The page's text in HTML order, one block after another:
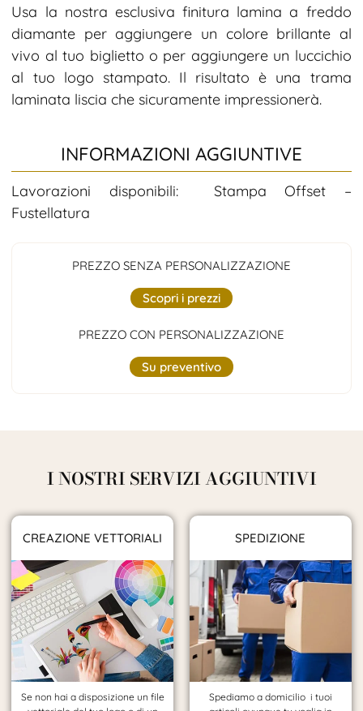
Usa la nostra esclusiva finitura lamina a freddo
diamante per aggiungere un colore brillante al
vivo al tuo biglietto o per aggiungere un luccichio
al tuo logo stampato. Il risultato è una trama
laminata liscia che sicuramente impressionerà.
INFORMAZIONI AGGIUNTIVE
Lavorazioni disponibili: Stampa Offset –
Fustellatura
PREZZO SENZA PERSONALIZZAZIONE
Scopri i prezzi
PREZZO CON PERSONALIZZAZIONE
Su preventivo
I NOSTRI SERVIZI AGGIUNTIVI
CREAZIONE VETTORIALI
Se non hai a disposizione un file
SPEDIZIONE
Spediamo a domicilio i tuoi